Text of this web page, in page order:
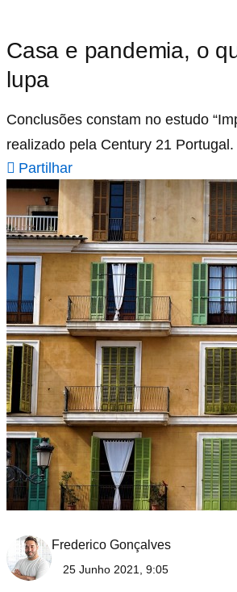
Casa e pandemia, o
lupa
Conclusões constam no estudo
realizado pela Century 21 Portugal.
Partilhar
Frederico Gonçalves
25 Junho 2021, 9:05